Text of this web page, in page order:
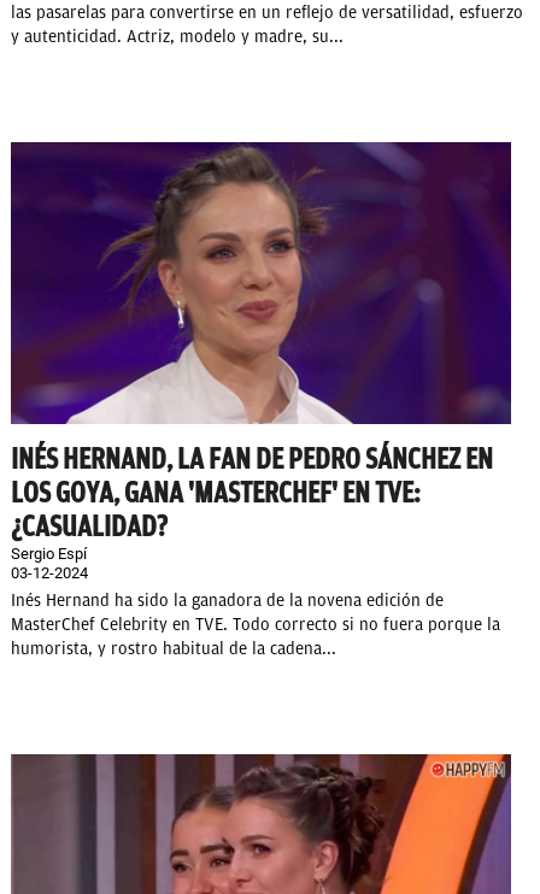
las pasarelas para convertirse en un reflejo de versatilidad, esfuerzo
y autenticidad. Actriz, modelo y madre, su...
INÉS HERNAND, LA FAN DE PEDRO SÁNCHEZ EN
LOS GOYA, GANA 'MASTERCHEF' EN TVE:
¿CASUALIDAD?
Sergio Espí
03-12-2024
Inés Hernand ha sido la ganadora de la novena edición de
MasterChef Celebrity en TVE. Todo correcto si no fuera porque la
humorista, y rostro habitual de la cadena...